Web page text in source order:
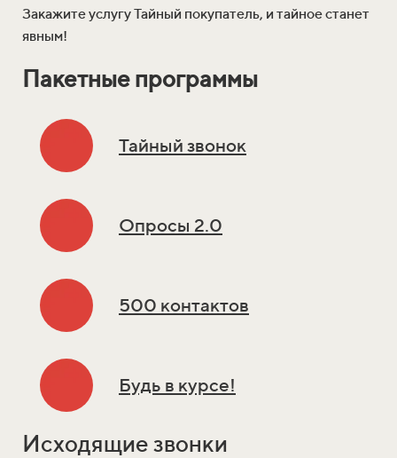
Закажите услугу Тайный покупатель, и тайное станет
явным!
Пакетные программы
Тайный звонок
Опросы 2.0
500 контактов
Будь в курсе!
Исходящие звонки